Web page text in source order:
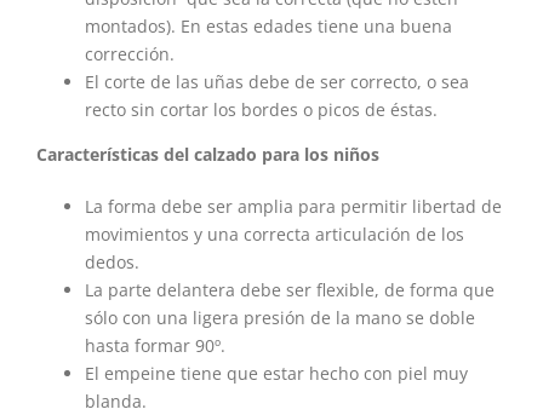
montados). En estas edades tiene una buena
corrección.
El corte de las uñas debe de ser correcto, o sea
recto sin cortar los bordes o picos de éstas.
Características del calzado para los niños
La forma debe ser amplia para permitir libertad de
movimientos y una correcta articulación de los
dedos.
La parte delantera debe ser flexible, de forma que
sólo con una ligera presión de la mano se doble
hasta formar 90º.
El empeine tiene que estar hecho con piel muy
blanda.